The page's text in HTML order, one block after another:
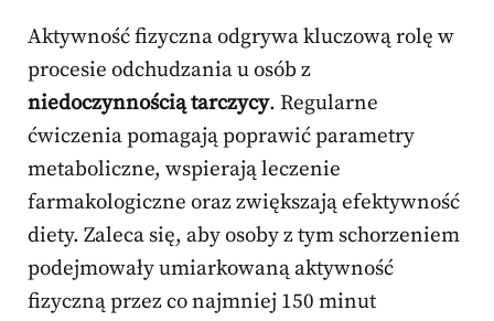
Aktywność fizyczna odgrywa kluczową rolę w
procesie odchudzania u osób z
niedoczynnością tarczycy. Regularne
ćwiczenia pomagają poprawić parametry
metaboliczne, wspierają leczenie
farmakologiczne oraz zwiększają efektywność
diety. Zaleca się, aby osoby z tym schorzeniem
podejmowały umiarkowaną aktywność
fizyczną przez co najmniej 150 minut